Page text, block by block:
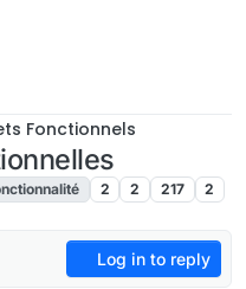
Fonctionnels
2 2 217 2
Log in to reply